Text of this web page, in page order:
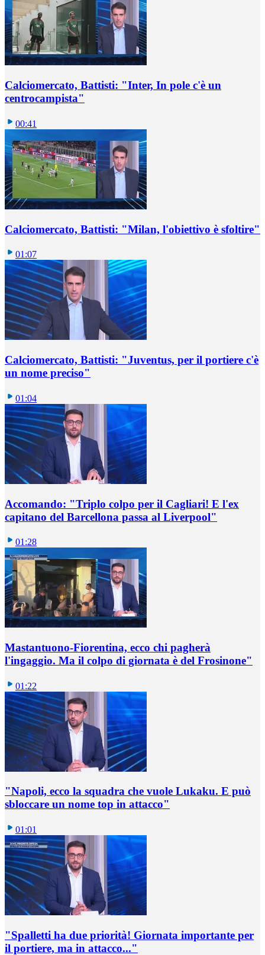
Calciomercato, Battisti: "Inter, In pole c'è un
centrocampista"
00:41
Calciomercato, Battisti: "Milan, l'obiettivo è sfoltire"
01:07
Calciomercato, Battisti: "Juventus, per il portiere c'è
un nome preciso"
01:04
Accomando: "Triplo colpo per il Cagliari! E l'ex
capitano del Barcellona passa al Liverpool"
01:28
Mastantuono-Fiorentina, ecco chi pagherà
l'ingaggio. Ma il colpo di giornata è del Frosinone"
01:22
"Napoli, ecco la squadra che vuole Lukaku. E può
sbloccare un nome top in attacco"
01:01
"Spalletti ha due priorità! Giornata importante per
il portiere, ma in attacco..."